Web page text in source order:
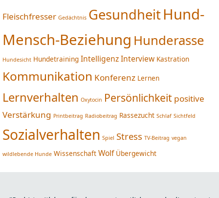
Fleischfresser Gedächtnis GesundheitHund-
Mensch-Beziehung Hunderasse
Hundesicht Hundetraining IntelligenzInterview Kastration
Kommunikation Konferenz Lernen
Lernverhalten Oxytocin Persönlichkeit positive
Verstärkung Printbeitrag Radiobeitrag Rassezucht Schlaf Sichtfeld
Sozialverhalten Spiel Stress TV-Beitrag vegan
wildlebende Hunde Wissenschaft Wolf Übergewicht